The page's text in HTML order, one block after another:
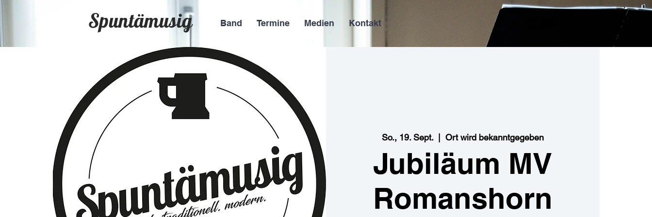
Spuntämusig Band Termine Medien Kontakt
So., 19. Sept.
  |
Ort wird bekanntgegeben
Jubiläum MV
Romanshorn